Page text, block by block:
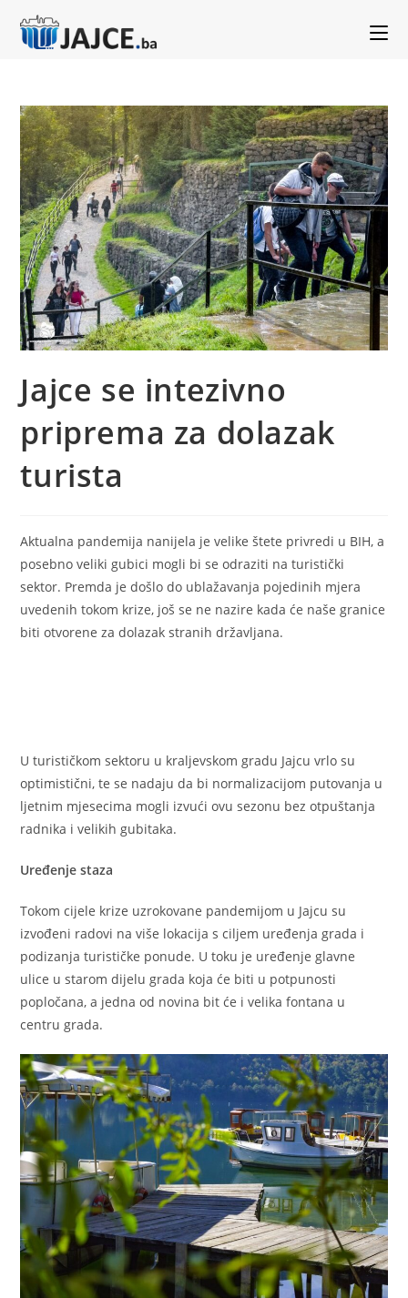
Jajce se intezivno
priprema za dolazak
turista
Aktualna pandemija nanijela je velike štete privredi u BIH, a
posebno veliki gubici mogli bi se odraziti na turistički
sektor. Premda je došlo do ublažavanja pojedinih mjera
uvedenih tokom krize, još se ne nazire kada će naše granice
biti otvorene za dolazak stranih državljana.
U turističkom sektoru u kraljevskom gradu Jajcu vrlo su
optimistični, te se nadaju da bi normalizacijom putovanja u
ljetnim mjesecima mogli izvući ovu sezonu bez otpuštanja
radnika i velikih gubitaka.
Uređenje staza
Tokom cijele krize uzrokovane pandemijom u Jajcu su
izvođeni radovi na više lokacija s ciljem uređenja grada i
podizanja turističke ponude. U toku je uređenje glavne
ulice u starom dijelu grada koja će biti u potpunosti
popločana, a jedna od novina bit će i velika fontana u
centru grada.